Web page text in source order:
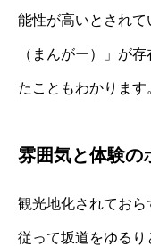
能性が高いとされて
（まんがー）」が
たこともわかります
雰囲気と体験の
観光地化されてお
従って坂道をゆる